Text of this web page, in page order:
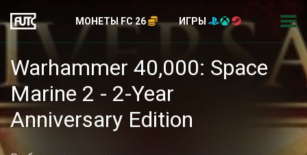
МОНЕТЫ FC 26 ИГРЫ
Warhammer 40,000: Space
Marine 2 - 2-Year
Anniversary Edition